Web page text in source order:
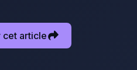
cet article